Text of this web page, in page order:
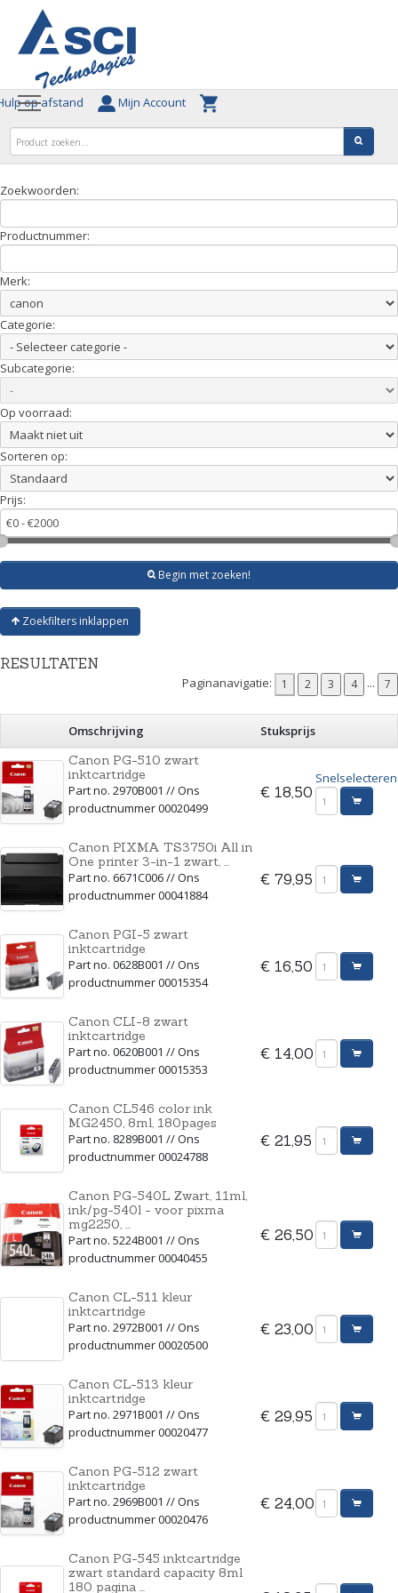
op afstand Mijn Account
Zoekwoorden:
Productnummer:
Merk:
Categorie:
Subcategorie:
Op voorraad:
Sorteren op:
Prijs:
Begin met zoeken!
Zoekfilters inklappen
RESULTATEN
Paginanavigatie: ...
Omschrijving
Stuksprijs
Canon PG-510 zwart
inktcartridge
Part no. 2970B001 // Ons
productnummer 00020499
€ 18,50
Snelselecteren
Canon PIXMA TS3750i All in
One printer 3-in-1 zwart, ...
Part no. 6671C006 // Ons
productnummer 00041884
€ 79,95
Canon PGI-5 zwart
inktcartridge
Part no. 0628B001 // Ons
productnummer 00015354
€ 16,50
Canon CLI-8 zwart
inktcartridge
Part no. 0620B001 // Ons
productnummer 00015353
€ 14,00
Canon CL546 color ink
MG2450, 8ml, 180pages
Part no. 8289B001 // Ons
productnummer 00024788
€ 21,95
Canon PG-540L Zwart, 11ml,
ink/pg-540l - voor pixma
mg2250, ...
Part no. 5224B001 // Ons
productnummer 00040455
€ 26,50
Canon CL-511 kleur
inktcartridge
Part no. 2972B001 // Ons
productnummer 00020500
€ 23,00
Canon CL-513 kleur
inktcartridge
Part no. 2971B001 // Ons
productnummer 00020477
€ 29,95
Canon PG-512 zwart
inktcartridge
Part no. 2969B001 // Ons
productnummer 00020476
€ 24,00
Canon PG-545 inktcartridge
zwart standard capacity 8ml
180 pagina ...